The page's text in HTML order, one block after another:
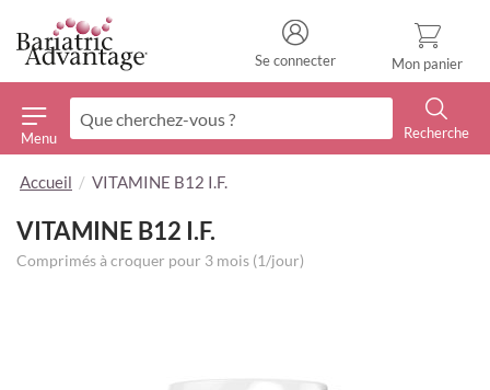
Menu
Recherche
Mon panier
Se connecter
Accueil VITAMINE B12 I.F.
VITAMINE B12 I.F.
Comprimés à croquer pour 3 mois (1/jour)